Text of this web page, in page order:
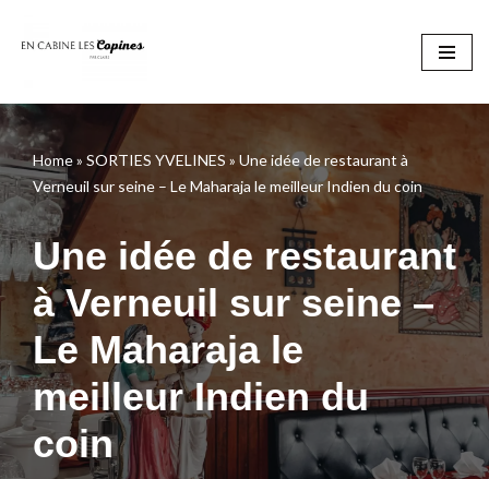
contenu
Home» SORTIES YVELINES » Une idée de restaurant à
Verneuil sur seine – Le Maharaja le meilleur Indien du coin
Une idée de restaurant
à Verneuil sur seine –
Le Maharaja le
meilleur Indien du
coin